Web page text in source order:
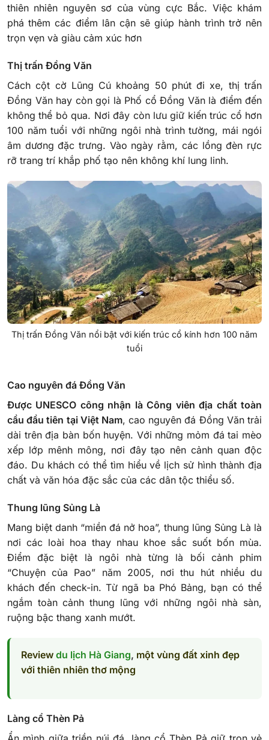
thiên nhiên nguyên sơ của vùng cực Bắc. Việc khám
phá thêm các điểm lân cận sẽ giúp hành trình trở nên
trọn vẹn và giàu cảm xúc hơn
Thị trấn Đồng Văn
Cách cột cờ Lũng Cú khoảng 50 phút đi xe, thị trấn
Đồng Văn hay còn gọi là Phố cổ Đồng Văn là điểm đến
không thể bỏ qua. Nơi đây còn lưu giữ kiến trúc cổ hơn
100 năm tuổi với những ngôi nhà trình tường, mái ngói
âm dương đặc trưng. Vào ngày rằm, các lồng đèn rực
rỡ trang trí khắp phố tạo nên không khí lung linh.
Thị trấn Đồng Văn nổi bật với kiến trúc cổ kính hơn 100 năm
tuổi
Cao nguyên đá Đồng Văn
Được UNESCO công nhận là Công viên địa chất toàn
cầu đầu tiên tại Việt Nam, cao nguyên đá Đồng Văn trải
dài trên địa bàn bốn huyện. Với những mỏm đá tai mèo
xếp lớp mênh mông, nơi đây tạo nên cảnh quan độc
đáo. Du khách có thể tìm hiểu về lịch sử hình thành địa
chất và văn hóa đặc sắc của các dân tộc thiểu số.
Thung lũng Sủng Là
Mang biệt danh “miền đá nở hoa”, thung lũng Sủng Là là
nơi các loài hoa thay nhau khoe sắc suốt bốn mùa.
Điểm đặc biệt là ngôi nhà từng là bối cảnh phim
“Chuyện của Pao” năm 2005, nơi thu hút nhiều du
khách đến check-in. Từ ngã ba Phó Bảng, bạn có thể
ngắm toàn cảnh thung lũng với những ngôi nhà sàn,
ruộng bậc thang xanh mướt.
Review du lịch Hà Giang, một vùng đất xinh đẹp
với thiên nhiên thơ mộng
Làng cổ Thèn Pả